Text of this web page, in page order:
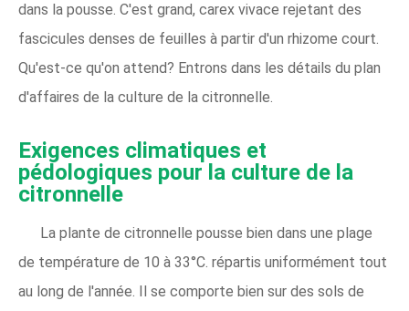
dans la pousse. C'est grand, carex vivace rejetant des
fascicules denses de feuilles à partir d'un rhizome court.
Qu'est-ce qu'on attend? Entrons dans les détails du plan
d'affaires de la culture de la citronnelle.
Exigences climatiques et
pédologiques pour la culture de la
citronnelle
La plante de citronnelle pousse bien dans une plage
de température de 10 à 33°C. répartis uniformément tout
au long de l'année. Il se comporte bien sur des sols de